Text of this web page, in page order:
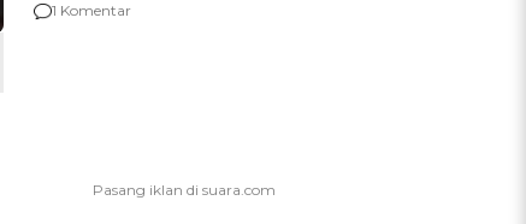
Berencana Pakai Jimat di Pakansari
1 Komentar